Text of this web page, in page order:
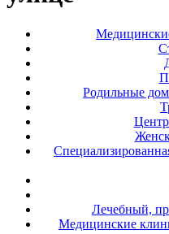
Родильные
Лечебный,
Медицинские